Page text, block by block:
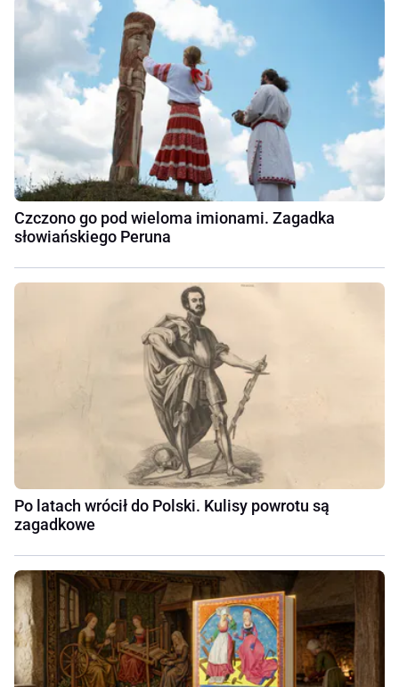
Czczono go pod wieloma imionami. Zagadka
słowiańskiego Peruna
Po latach wrócił do Polski. Kulisy powrotu są
zagadkowe